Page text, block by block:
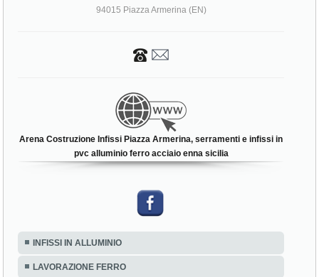
94015 Piazza Armerina (EN)
Arena Costruzione Infissi Piazza Armerina, serramenti e infissi in
pvc alluminio ferro acciaio enna sicilia
INFISSI IN ALLUMINIO
LAVORAZIONE FERRO